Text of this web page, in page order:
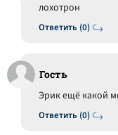
Ответить (0)
лохотрон
Гость
Ответить (0)
Эрик ещё какой